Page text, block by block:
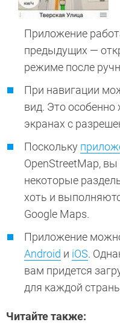
Приложение
предыдущих —
режиме после
При навигации
вид. Это
экранах с
Поскольку
OpenStreetMap,
некоторые
хоть и
Google Maps.
Приложение
Android и iOS.
вам придется
для каждой
Читайте также: